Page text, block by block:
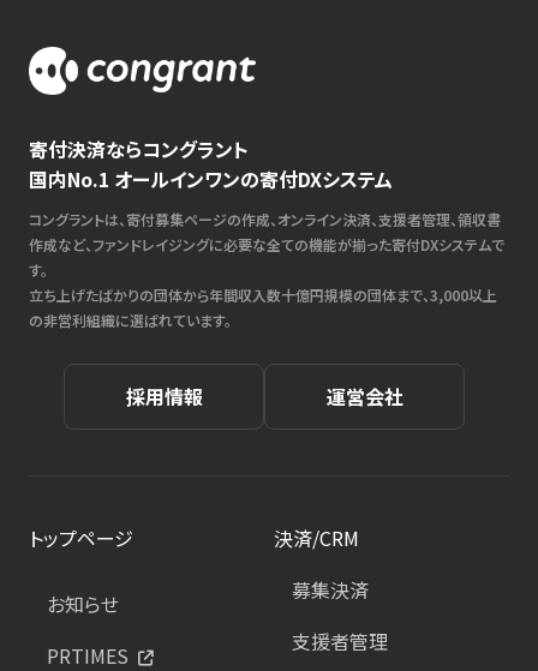
寄付決済ならコングラント
国内No.1 オールインワンの寄付DXシステム
コングラントは、寄付募集ページの作成、オンライン決済、支援者管理、領収書
作成など、ファンドレイジングに必要な全ての機能が揃った寄付DXシステムで
す。
立ち上げたばかりの団体から年間収入数十億円規模の団体まで、3,000以上
の非営利組織に選ばれています。
採用情報 運営会社
トップページ
お知らせ
PRTIMES
決済/CRM
募集決済
支援者管理